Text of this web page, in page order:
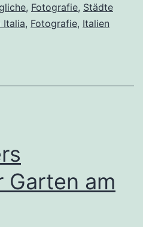
, Fotografie, Städte
Italia, Fotografie, Italien
Garten am